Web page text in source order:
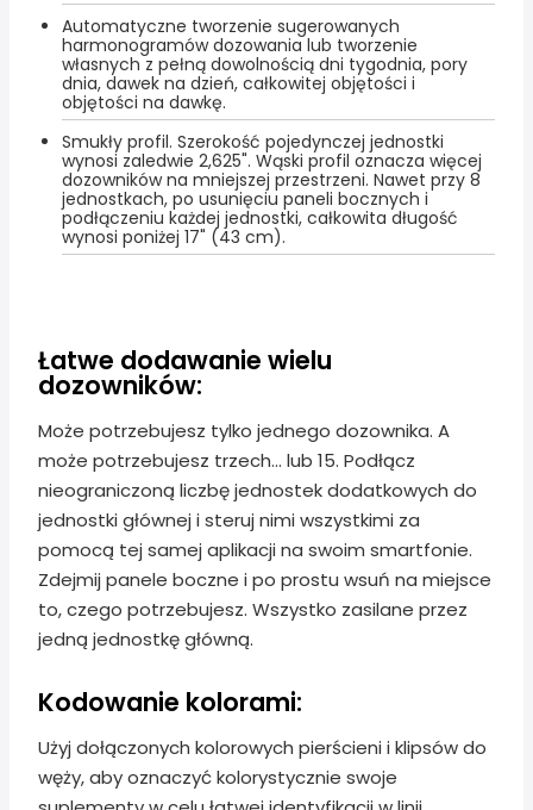
Automatyczne tworzenie sugerowanych
harmonogramów dozowania lub tworzenie
własnych z pełną dowolnością dni tygodnia, pory
dnia, dawek na dzień, całkowitej objętości i
objętości na dawkę.
Smukły profil. Szerokość pojedynczej jednostki
wynosi zaledwie 2,625". Wąski profil oznacza więcej
dozowników na mniejszej przestrzeni. Nawet przy 8
jednostkach, po usunięciu paneli bocznych i
podłączeniu każdej jednostki, całkowita długość
wynosi poniżej 17" (43 cm).
Łatwe dodawanie wielu
dozowników:
Może potrzebujesz tylko jednego dozownika. A
może potrzebujesz trzech... lub 15. Podłącz
nieograniczoną liczbę jednostek dodatkowych do
jednostki głównej i steruj nimi wszystkimi za
pomocą tej samej aplikacji na swoim smartfonie.
Zdejmij panele boczne i po prostu wsuń na miejsce
to, czego potrzebujesz. Wszystko zasilane przez
jedną jednostkę główną.
Kodowanie kolorami:
Użyj dołączonych kolorowych pierścieni i klipsów do
węży, aby oznaczyć kolorystycznie swoje